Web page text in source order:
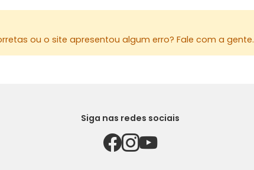
ou o site apresentou algum erro? Fale com a gente.
Siga nas redes sociais